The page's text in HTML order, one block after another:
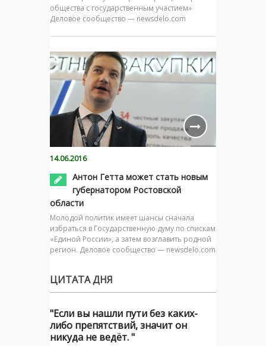
общества с государственным участием»
Деловое сообщество — newsdelo.com
14.06.2016
Антон Гетта может стать новым
губернатором Ростовской
области
Молодой политик имеет шансы сначала
избраться в Государственную думу по спискам
«Единой России», а затем возглавить родной
регион. Деловое сообщество — newsdelo.com
ЦИТАТА ДНЯ
"Если вы нашли пути без каких-
либо препятствий, значит он
никуда не ведёт. "